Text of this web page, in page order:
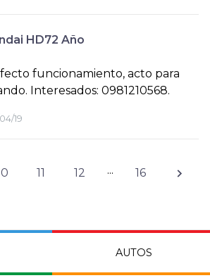
HD72 Año
funcionamiento, acto para
Interesados: 0981210568.
19
11 12 ... 16
AUTOS